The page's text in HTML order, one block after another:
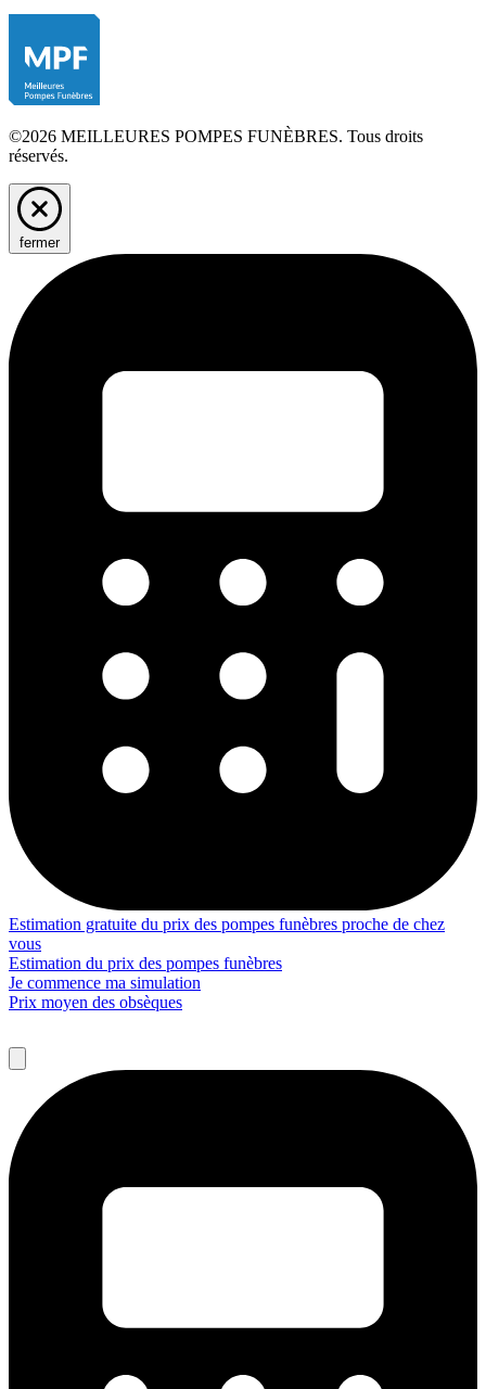
©2026 MEILLEURES POMPES FUNÈBRES. Tous droits
réservés.
fermer
Estimation gratuite du prix des pompes funèbres proche de chez
vous
Estimation du prix des pompes funèbres
Je commence ma simulation
Prix moyen des obsèques